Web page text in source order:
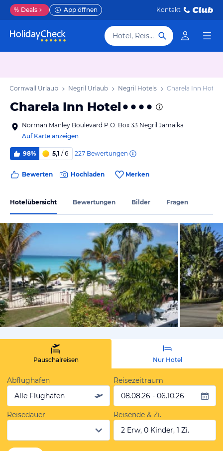
% Deals App öffnen Kontakt
Hotel, Reiseziel
Cornwall Urlaub Negril Urlaub Negril Hotels Charela Inn Hotel
Charela Inn Hotel
Norman Manley Boulevard P.O. Box 33 Negril Jamaika
Auf Karte anzeigen
98% 5,1 / 6 227 Bewertungen
Bewerten Hochladen Merken
Hotelübersicht Bewertungen Bilder Fragen
von Erika,
Pauschalreisen Nur Hotel
Abflughafen
Alle Flughäfen
Reisezeitraum
08.08.26 - 06.10.26
Reisedauer
Reisende & Zi.
2 Erw, 0 Kinder, 1 Zi.